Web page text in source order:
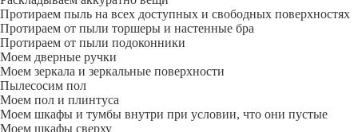
Протираем пыль на всех доступных и свободных поверхностях
Протираем от пыли торшеры и настенные бра
Протираем от пыли подоконники
Моем дверные ручки
Моем зеркала и зеркальные поверхности
Пылесосим пол
Моем пол и плинтуса
Моем шкафы и тумбы внутри при условии, что они пустые
Моем шкафы сверху